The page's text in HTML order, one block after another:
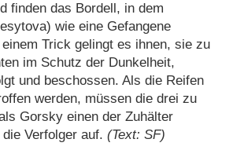
finden das Bordell, in dem
wie eine Gefangene
Trick gelingt es ihnen, sie zu
im Schutz der Dunkelheit,
und beschossen. Als die Reifen
werden, müssen die drei zu
Gorsky einen der Zuhälter
Verfolger auf. (Text: SF)